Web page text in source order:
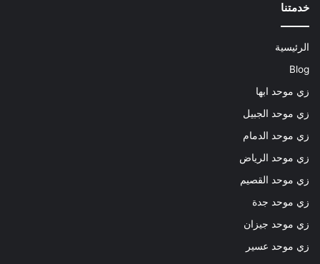
خدمتنا
الرئيسية
Blog
زي موحد ابها
زي موحد الجبيل
زي موحد الدمام
زي موحد الرياض
زي موحد القصيم
زي موحد جدة
زي موحد جيزان
زي موحد عسير